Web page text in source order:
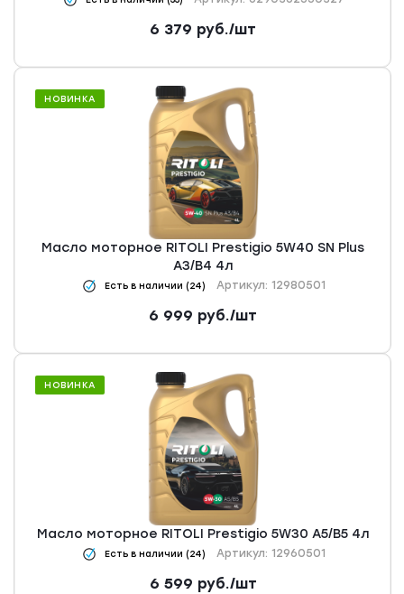
6 379 руб./шт
НОВИНКА
Масло моторное RITOLI Prestigio 5W40 SN Plus
A3/B4 4л
Есть в наличии (24) Артикул: 12980501
6 999 руб./шт
НОВИНКА
Масло моторное RITOLI Prestigio 5W30 A5/B5 4л
Есть в наличии (24) Артикул: 12960501
6 599 руб./шт